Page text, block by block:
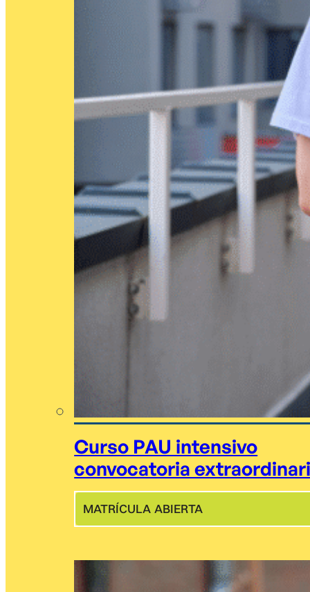
Curso PAU intensivo
convocatoria
MATRÍCULA ABIERTA